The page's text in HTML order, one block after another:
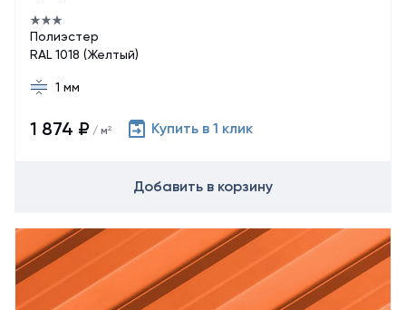
Полиэстер
RAL 1018 (Желтый)
1 мм
1 874 ₽ / м² Купить в 1 клик
Добавить в корзину